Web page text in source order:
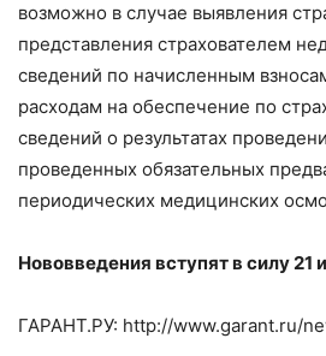
возможно в случае выявления
представления страхователем
сведений по начисленным
расходам на обеспечение по
сведений о результатах
проведенных обязательных
периодических медицинских
Нововведения вступят в силу 21
ГАРАНТ.РУ: http://www.garant.ru/